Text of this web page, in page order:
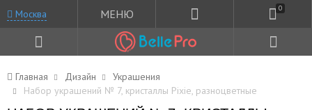
Москва МЕНЮ 0
Главная Дизайн
Украшения
Набор украшений № 7, кристаллы Pixie, разноцветные